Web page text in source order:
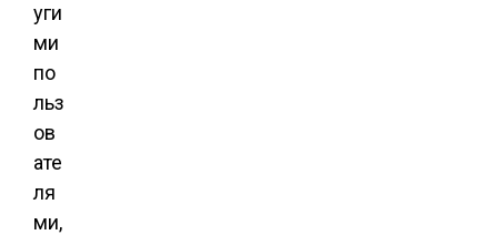
уги
ми
по
льз
ов
ате
ля
ми,